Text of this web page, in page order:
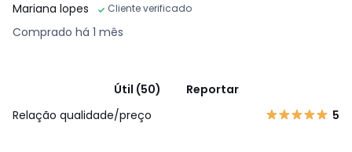
Mariana lopes
Cliente verificado
Comprado há 1 mês
Útil (50)
Reportar
Relação qualidade/preço
5